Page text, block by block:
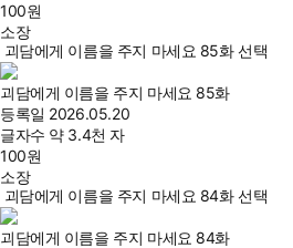
100원
소장
괴담에게 이름을 주지 마세요 85화 선택
괴담에게 이름을 주지 마세요 85화
등록일 2026.05.20
글자수 약 3.4천 자
100원
소장
괴담에게 이름을 주지 마세요 84화 선택
괴담에게 이름을 주지 마세요 84화